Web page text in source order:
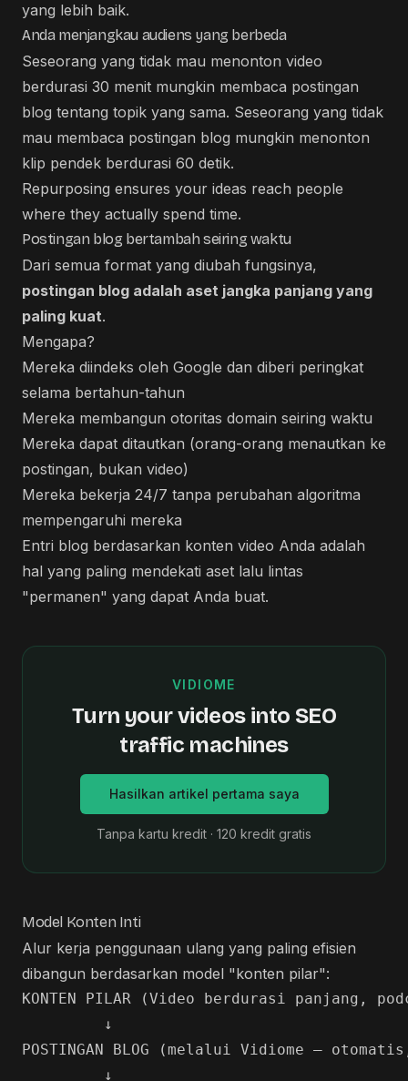
yang lebih baik.
Anda menjangkau audiens yang berbeda
Seseorang yang tidak mau menonton video
berdurasi 30 menit mungkin membaca postingan
blog tentang topik yang sama. Seseorang yang tidak
mau membaca postingan blog mungkin menonton
klip pendek berdurasi 60 detik.
Repurposing ensures your ideas reach people
where they actually spend time.
Postingan blog bertambah seiring waktu
Dari semua format yang diubah fungsinya,
postingan blog adalah aset jangka panjang yang
paling kuat.
Mengapa?
Mereka diindeks oleh Google dan diberi peringkat
selama bertahun-tahun
Mereka membangun otoritas domain seiring waktu
Mereka dapat ditautkan (orang-orang menautkan ke
postingan, bukan video)
Mereka bekerja 24/7 tanpa perubahan algoritma
mempengaruhi mereka
Entri blog berdasarkan konten video Anda adalah
hal yang paling mendekati aset lalu lintas
"permanen" yang dapat Anda buat.
VIDIOME
Turn your videos into SEO
traffic machines
Hasilkan artikel pertama saya
Tanpa kartu kredit · 120 kredit gratis
Model Konten Inti
Alur kerja penggunaan ulang yang paling efisien
dibangun berdasarkan model "konten pilar":
KONTEN PILAR (Video berdurasi panjang,
         ↓
POSTINGAN BLOG (melalui Vidiome —
         ↓